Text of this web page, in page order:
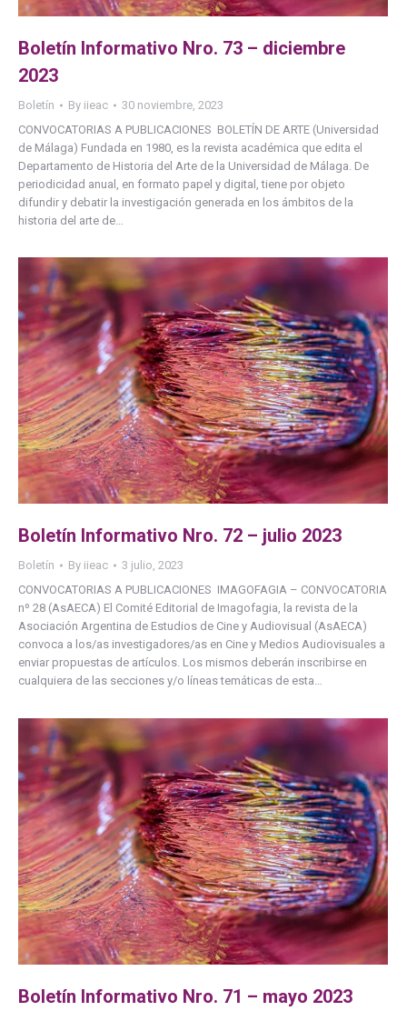
Boletín Informativo Nro. 73 – diciembre
2023
Boletín By iieac
30 noviembre, 2023
CONVOCATORIAS A PUBLICACIONES BOLETÍN DE ARTE (Universidad
de Málaga) Fundada en 1980, es la revista académica que edita el
Departamento de Historia del Arte de la Universidad de Málaga. De
periodicidad anual, en formato papel y digital, tiene por objeto
difundir y debatir la investigación generada en los ámbitos de la
historia del arte de…
Boletín Informativo Nro. 72 – julio 2023
Boletín By iieac
3 julio, 2023
CONVOCATORIAS A PUBLICACIONES IMAGOFAGIA – CONVOCATORIA
nº 28 (AsAECA) El Comité Editorial de Imagofagia, la revista de la
Asociación Argentina de Estudios de Cine y Audiovisual (AsAECA)
convoca a los/as investigadores/as en Cine y Medios Audiovisuales a
enviar propuestas de artículos. Los mismos deberán inscribirse en
cualquiera de las secciones y/o líneas temáticas de esta…
Boletín Informativo Nro. 71 – mayo 2023